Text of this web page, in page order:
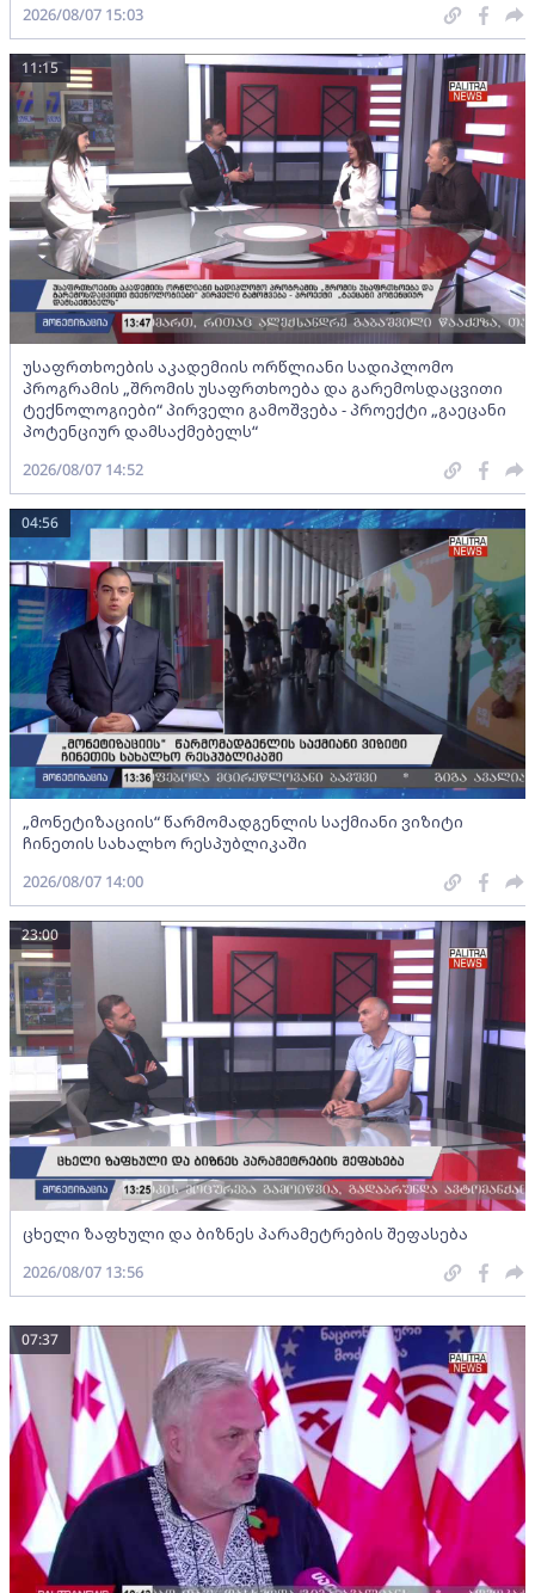
2026/08/07 15:03
უსაფრთხოების აკადემიის ორწლიანი სადიპლომო
პროგრამის „შრომის უსაფრთხოება და გარემოსდაცვითი
ტექნოლოგიები“ პირველი გამოშვება - პროექტი „გაეცანი
პოტენციურ დამსაქმებელს“
11:15
2026/08/07 14:52
„მონეტიზაციის“ წარმომადგენლის საქმიანი ვიზიტი
ჩინეთის სახალხო რესპუბლიკაში
04:56
2026/08/07 14:00
ცხელი ზაფხული და ბიზნეს პარამეტრების შეფასება
23:00
2026/08/07 13:56
07:37